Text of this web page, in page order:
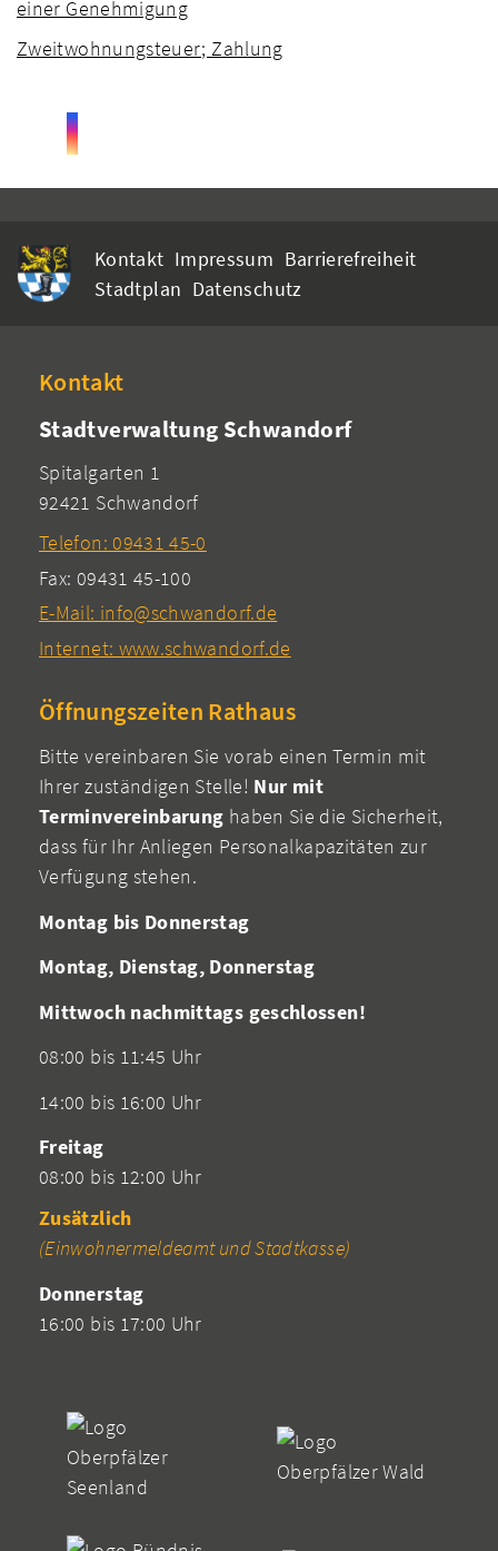
einer Genehmigung
Zweitwohnungsteuer; Zahlung
Kontakt Impressum Barrierefreiheit
Stadtplan Datenschutz
Kontakt
Stadtverwaltung Schwandorf
Spitalgarten 1
92421 Schwandorf
Telefon: 09431 45-0
Fax: 09431 45-100
E-Mail: info@schwandorf.de
Internet: www.schwandorf.de
Öffnungszeiten Rathaus
Bitte vereinbaren Sie vorab einen Termin mit
Ihrer zuständigen Stelle! Nur mit
Terminvereinbarung haben Sie die Sicherheit,
dass für Ihr Anliegen Personalkapazitäten zur
Verfügung stehen.
Montag bis Donnerstag
Montag, Dienstag, Donnerstag
Mittwoch nachmittags geschlossen!
08:00 bis 11:45 Uhr
14:00 bis 16:00 Uhr
Freitag
08:00 bis 12:00 Uhr
Zusätzlich
(Einwohnermeldeamt und Stadtkasse)
Donnerstag
16:00 bis 17:00 Uhr